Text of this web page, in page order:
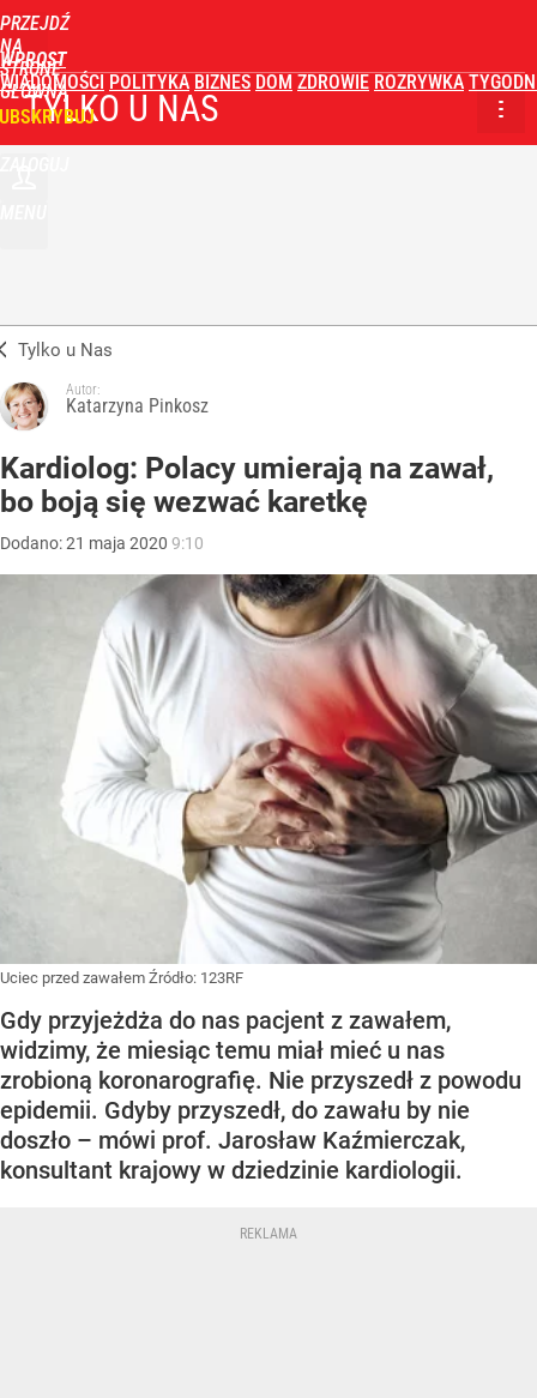
PRZEJDŹ
NA
STRONĘ
GŁÓWNĄ
WPROST
WIADOMOŚCI POLITYKA BIZNES DOM ZDROWIE ROZRYWKA
TYLKO U NAS
Tylko u Nas
Autor:
Katarzyna Pinkosz
Kardiolog: Polacy umierają na zawał,
bo boją się wezwać karetkę
Dodano:21 maja 2020 9:10
Uciec przed zawałem Źródło: 123RF
Gdy przyjeżdża do nas pacjent z zawałem,
widzimy, że miesiąc temu miał mieć u nas
zrobioną koronarografię. Nie przyszedł z powodu
epidemii. Gdyby przyszedł, do zawału by nie
doszło – mówi prof. Jarosław Kaźmierczak,
konsultant krajowy w dziedzinie kardiologii.